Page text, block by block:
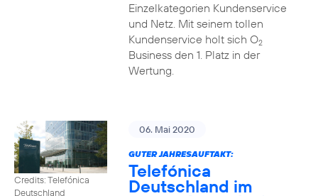
Einzelkategorien Kundenservice
und Netz. Mit seinem tollen
Kundenservice holt sich O2
Business den 1. Platz in der
Wertung.
Credits: Telefónica
Deutschland
06. Mai 2020
GUTER JAHRESAUFTAKT:
Telefónica
Deutschland im